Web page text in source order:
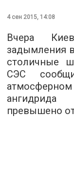
4 сен 2015, 14:08
Вчера
задымления
столичные
СЭС
превышено